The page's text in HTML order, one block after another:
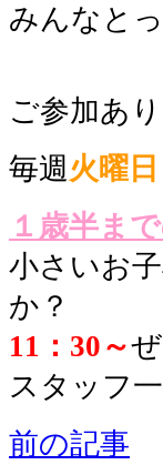
みんなと
ご参加あ
毎週火曜日
１歳半ま
小さいお
か？
11：30～
スタッフ
前の記事